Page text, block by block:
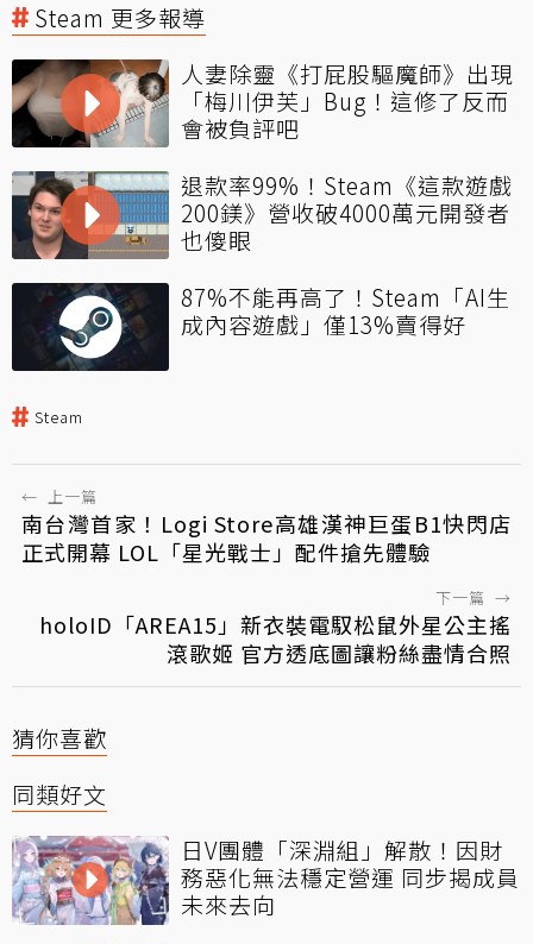
Steam 更多報導
人妻除靈《打屁股驅魔師》出現
「梅川伊芙」Bug！這修了反而
會被負評吧
退款率99%！Steam《這款遊戲
200鎂》營收破4000萬元開發者
也傻眼
87%不能再高了！Steam「AI生
成內容遊戲」僅13%賣得好
Steam
← 上一篇
南台灣首家！Logi Store高雄漢神巨蛋B1快閃店
正式開幕 LOL「星光戰士」配件搶先體驗
下一篇 →
holoID「AREA15」新衣裝電馭松鼠外星公主搖
滾歌姬 官方透底圖讓粉絲盡情合照
猜你喜歡
同類好文
日V團體「深淵組」解散！因財
務惡化無法穩定營運 同步揭成員
未來去向